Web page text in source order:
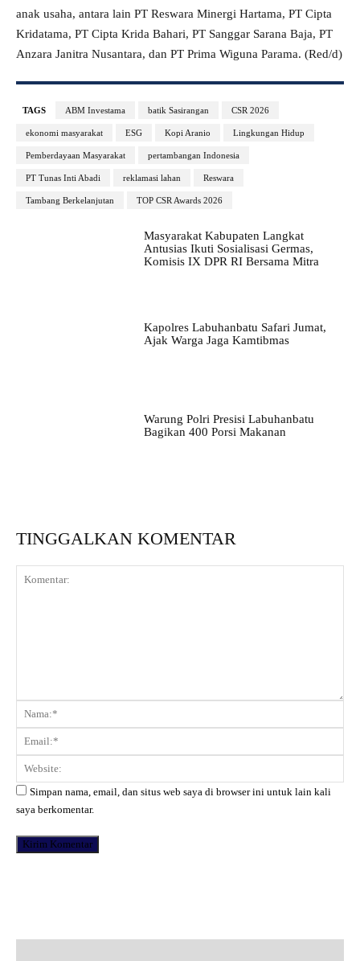
anak usaha, antara lain PT Reswara Minergi Hartama, PT Cipta
Kridatama, PT Cipta Krida Bahari, PT Sanggar Sarana Baja, PT
Anzara Janitra Nusantara, dan PT Prima Wiguna Parama. (Red/d)
TAGS ABM Investama batik Sasirangan CSR 2026
ekonomi masyarakat ESG Kopi Aranio Lingkungan Hidup
Pemberdayaan Masyarakat pertambangan Indonesia
PT Tunas Inti Abadi reklamasi lahan Reswara
Tambang Berkelanjutan TOP CSR Awards 2026
Masyarakat Kabupaten Langkat
Antusias Ikuti Sosialisasi Germas,
Komisis IX DPR RI Bersama Mitra
Kapolres Labuhanbatu Safari Jumat,
Ajak Warga Jaga Kamtibmas
Warung Polri Presisi Labuhanbatu
Bagikan 400 Porsi Makanan
TINGGALKAN KOMENTAR
Komentar:
Simpan nama, email, dan situs web saya di browser ini untuk lain kali
saya berkomentar.